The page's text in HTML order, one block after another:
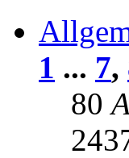
1 ... 7,
80